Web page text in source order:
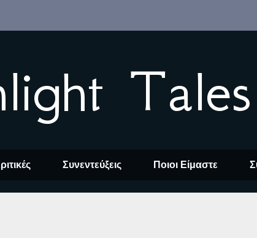
Tales
Συνεντεύξεις Ποιοι Είμαστε